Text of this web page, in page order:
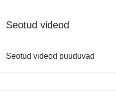
Seotud videod
Seotud videod puuduvad